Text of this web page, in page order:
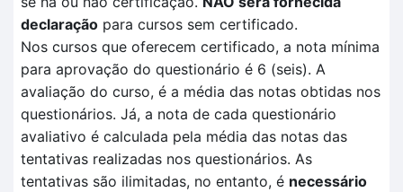
declaração para cursos sem certificado.
Nos cursos que oferecem certificado, a nota mínima
para aprovação do questionário é 6 (seis). A
avaliação do curso, é a média das notas obtidas nos
questionários. Já, a nota de cada questionário
avaliativo é calculada pela média das notas das
tentativas realizadas nos questionários. As
tentativas são ilimitadas, no entanto, é necessário